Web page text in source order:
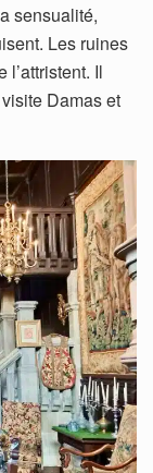
sensualité,
Les ruines
l’attristent. Il
Damas et